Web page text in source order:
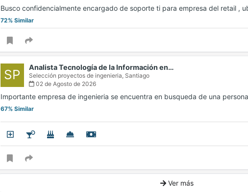
Busco confidencialmente encargado de soporte ti para empresa del retail ,
72% Similar
SP Analista Tecnología de la Información en…
Selección proyectos de ingenieria, Santiago
02 de Agosto de 2026
Importante empresa de ingenieria se encuentra en busqueda de una
67% Similar
Ver más